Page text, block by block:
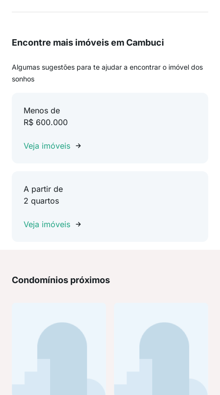
Encontre mais imóveis em Cambuci
Algumas sugestões para te ajudar a encontrar o imóvel dos
sonhos
Menos de
R$ 600.000
Veja imóveis
A partir de
2 quartos
Veja imóveis
Condomínios próximos